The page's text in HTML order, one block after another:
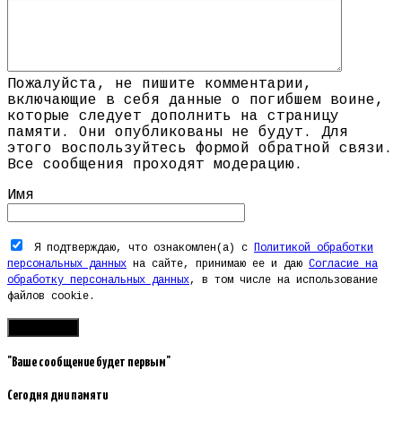
Пожалуйста, не пишите комментарии,
включающие в себя данные о погибшем воине,
которые следует дополнить на страницу
памяти. Они опубликованы не будут. Для
этого воспользуйтесь формой обратной связи.
Все сообщения проходят модерацию.
Имя
Я подтверждаю, что ознакомлен(а) с
Политикой обработки
персональных данных на сайте, принимаю ее и даю Согласие на
обработку персональных данных, в том числе на использование
файлов cookie.
"Ваше сообщение будет первым"
Сегодня дни памяти